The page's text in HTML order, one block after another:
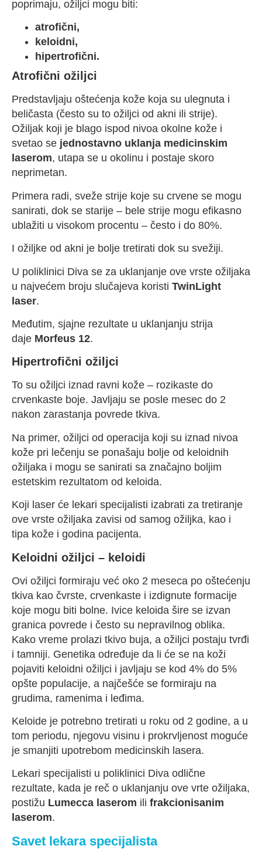
poprimaju, ožiljci mogu biti:
atrofični,
keloidni,
hipertrofični.
Atrofični ožiljci
Predstavljaju oštećenja kože koja su ulegnuta i
beličasta (često su to ožiljci od akni ili strije).
Ožiljak koji je blago ispod nivoa okolne kože i
svetao se jednostavno uklanja medicinskim
laserom, utapa se u okolinu i postaje skoro
neprimetan.
Primera radi, sveže strije koje su crvene se mogu
sanirati, dok se starije – bele strije mogu efikasno
ublažiti u visokom procentu – često i do 80%.
I ožiljke od akni je bolje tretirati dok su svežiji.
U poliklinici Diva se za uklanjanje ove vrste ožiljaka
u najvećem broju slučajeva koristi TwinLight
laser.
Međutim, sjajne rezultate u uklanjanju strija
daje Morfeus 12.
Hipertrofični ožiljci
To su ožiljci iznad ravni kože – rozikaste do
crvenkaste boje. Javljaju se posle mesec do 2
nakon zarastanja povrede tkiva.
Na primer, ožiljci od operacija koji su iznad nivoa
kože pri lečenju se ponašaju bolje od keloidnih
ožiljaka i mogu se sanirati sa značajno boljim
estetskim rezultatom od keloida.
Koji laser će lekari specijalisti izabrati za tretiranje
ove vrste ožiljaka zavisi od samog ožiljka, kao i
tipa kože i godina pacijenta.
Keloidni ožiljci – keloidi
Ovi ožiljci formiraju već oko 2 meseca po oštećenju
tkiva kao čvrste, crvenkaste i izdignute formacije
koje mogu biti bolne. Ivice keloida šire se izvan
granica povrede i često su nepravilnog oblika.
Kako vreme prolazi tkivo buja, a ožiljci postaju tvrđi
i tamniji. Genetika određuje da li će se na koži
pojaviti keloidni ožiljci i javljaju se kod 4% do 5%
opšte populacije, a najčešće se formiraju na
grudima, ramenima i leđima.
Keloide je potrebno tretirati u roku od 2 godine, a u
tom periodu, njegovu visinu i prokrvljenost moguće
je smanjiti upotrebom medicinskih lasera.
Lekari specijalisti u poliklinici Diva odlične
rezultate, kada je reč o uklanjanju ove vrte ožiljaka,
postižu Lumecca laserom ili frakcionisanim
laserom.
Savet lekara specijalista